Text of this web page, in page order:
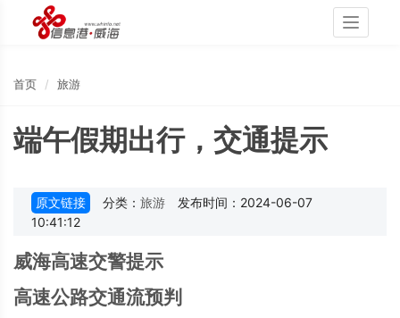
Toggle
首页 旅游
端午假期出行，交通提示
原文链接 分类： 旅游
发布时间：2024-06-07
10:41:12
威海高速交警提示
高速公路交通流预判